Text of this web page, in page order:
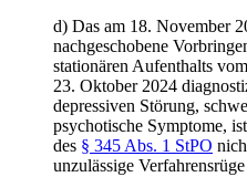
d) Das am 18. November
nachgeschobene
stationären Aufenthalts
23. Oktober 2024
depressiven Störung,
psychotische Symptome,
des § 345 Abs. 1 StPO
unzulässige